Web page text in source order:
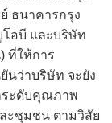
ธนาคารกรุง
โอบี และบริษัท
ที่ให้การ
นว่าบริษัท จะยัง
ระดับคุณภาพ
ะชุมชน ตามวิสัย